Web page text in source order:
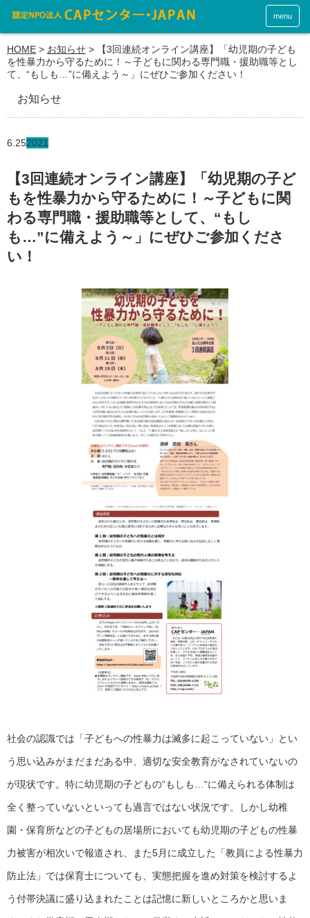
menu
HOME > お知らせ >
【3回連続オンライン講座】「幼児期の子ども
を性暴力から守るために！～子どもに関わる専門職・援助職等とし
て、“もしも…”に備えよう～」にぜひご参加ください！
お知らせ
6.252021
【3回連続オンライン講座】「幼児期の子ど
もを性暴力から守るために！～子どもに関
わる専門職・援助職等として、“もし
も…”に備えよう～」にぜひご参加くださ
い！
社会の認識では「子どもへの性暴力は滅多に起こっていない」とい
う思い込みがまだまだある中、適切な安全教育がなされていないの
が現状です。特に幼児期の子どもの“もしも…“に備えられる体制は
全く整っていないといっても過言ではない状況です。しかし幼稚
園・保育所などの子どもの居場所においても幼児期の子どもの性暴
力被害が相次いで報道され、また5月に成立した「教員による性暴力
防止法」では保育士についても、実態把握を進め対策を検討するよ
う付帯決議に盛り込まれたことは記憶に新しいところかと思いま